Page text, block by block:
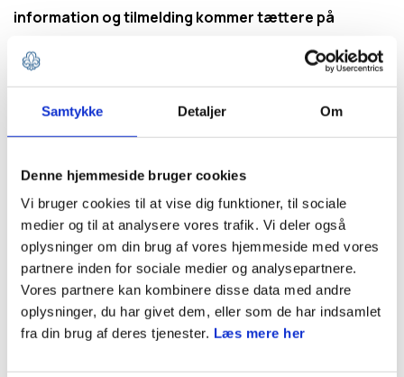
Samtykke Detaljer Om
Denne hjemmeside bruger cookies
Vi bruger cookies til at vise dig funktioner, til sociale
medier og til at analysere vores trafik. Vi deler også
oplysninger om din brug af vores hjemmeside med vores
partnere inden for sociale medier og analysepartnere.
Vores partnere kan kombinere disse data med andre
oplysninger, du har givet dem, eller som de har indsamlet
fra din brug af deres tjenester. Læs mere her
information og tilmelding kommer tættere på
arrangementet
Startstidspunkt
fre, 13/11/2026
Sluttidspunkt
søn, 15/11/2026
Sted
Hotel Legoland i Billund